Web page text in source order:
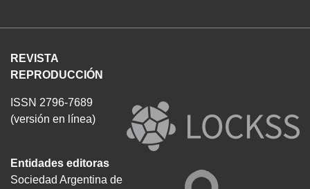
REVISTA
REPRODUCCIÓN
ISSN 2796-7689
(versión en línea)
Entidades editoras
Sociedad Argentina de